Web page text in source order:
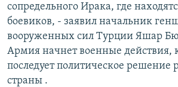
сопредельного Ирака, где
боевиков, - заявил начальник
вооруженных сил Турции Яшар
Армия начнет военные действия,
последует политическое решение
страны .